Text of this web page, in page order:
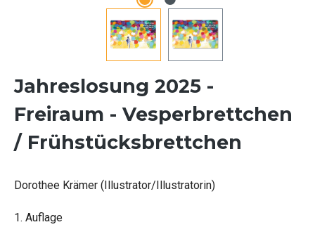
Jahreslosung 2025 -
Freiraum - Vesperbrettchen
/ Frühstücksbrettchen
Dorothee Krämer (Illustrator/Illustratorin)
1. Auflage